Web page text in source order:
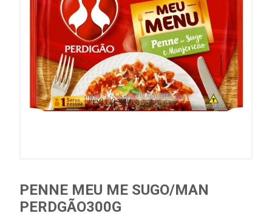
PENNE MEU ME SUGO/MAN
PERDGÃO300G